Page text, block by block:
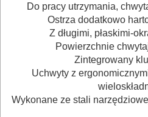
GLAZURNICZE
AKCESORIA
MASZYNKI
URZĄDZENIA
BUDOWLANE
Do pracy utrzymania,
Ostrza dodatkowo
Z długimi, płaskimi-
Powierzchnie
Zintegrowany
Uchwyty z
Wykonane ze stali